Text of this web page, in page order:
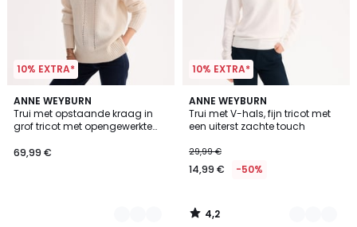
10% EXTRA*
ANNE WEYBURN
Trui met opstaande kraag in
grof tricot met opengewerkte
69,99 €
2
Kleuren
10% EXTRA*
ANNE WEYBURN
Trui met V-hals, fijn tricot met
een uiterst zachte touch
29,99 €
14,99 € -50%
4,2
/ 5
2
Kleuren
4,2
/